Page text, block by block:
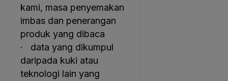
kami, masa penyemakan
imbas dan penerangan
produk yang dibaca
· data yang dikumpul
daripada kuki atau
teknologi lain yang